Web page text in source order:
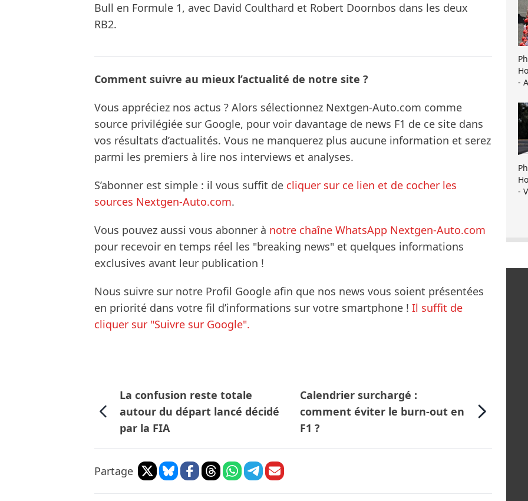
Bull en Formule 1, avec David Coulthard et Robert Doornbos dans les deux
RB2.
Comment suivre au mieux l’actualité de notre site ?
Vous appréciez nos actus ? Alors sélectionnez Nextgen-Auto.com comme
source privilégiée sur Google, pour voir davantage de news F1 de ce site dans
vos résultats d’actualités. Vous ne manquerez plus aucune information et serez
parmi les premiers à lire nos interviews et analyses.
S’abonner est simple : il vous suffit de cliquer sur ce lien et de cocher les
sources Nextgen-Auto.com.
Vous pouvez aussi vous abonner à notre chaîne WhatsApp Nextgen-Auto.com
pour recevoir en temps réel les "breaking news" et quelques informations
exclusives avant leur publication !
Nous suivre sur notre Profil Google afin que nos news vous soient présentées
en priorité dans votre fil d’informations sur votre smartphone ! Il suffit de
cliquer sur "Suivre sur Google".
La confusion reste totale
autour du départ lancé décidé
par la FIA
Calendrier surchargé :
comment éviter le burn-out en
F1 ?
Partage
-
-